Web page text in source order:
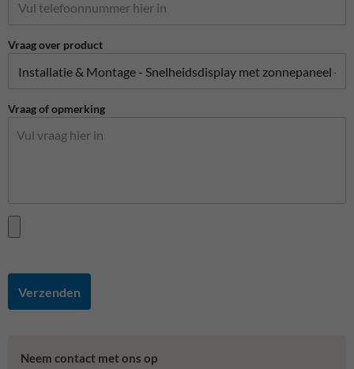
Vraag over product
Vraag of opmerking
Verzenden
Neem contact met ons op